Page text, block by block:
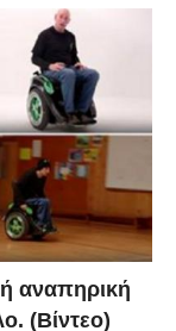
αναπηρική
(Βίντεο)